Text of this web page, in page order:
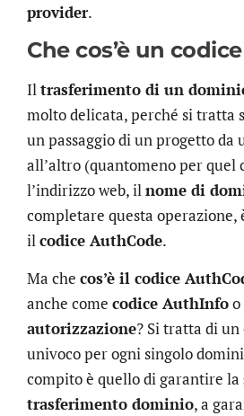
provider.
Che cos’è un
Iltrasferimento di un
molto delicata, perché si tratta
un passaggio di un progetto da
all’altro (quantomeno per quel
l’indirizzo web, ilnome di
completare questa operazione,
ilcodice AuthCode.
Ma che cos’è il codice
anche come codice AuthInfoo
autorizzazione? Si tratta di
univoco per ogni singolo
compito è quello di garantire la
trasferimento dominio, a